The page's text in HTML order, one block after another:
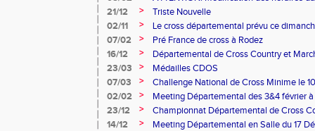
21/12
>
Triste Nouvelle
02/11
>
Le cross départemental prévu ce
à l'état du terrain.
07/02 >
Pré France de cross à Rodez
16/12
>
Départemental de Cross Country et
23/03
>
Médailles CDOS
07/03
>
Challenge National de Cross Minime le
02/02
>
Meeting Départemental des 3&4 février
23/12
>
Championnat Départemental de Cross
14/12
>
Meeting Départemental en Salle du 17